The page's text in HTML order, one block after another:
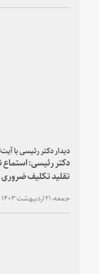
دیدار دکتر رئیسی با
دکتر رئیسی: استماع
تقلید تکلیف ضروری
جمعه، ۲۱ اردیبهشت ۱۴۰۳ - ۱۶:۱۱